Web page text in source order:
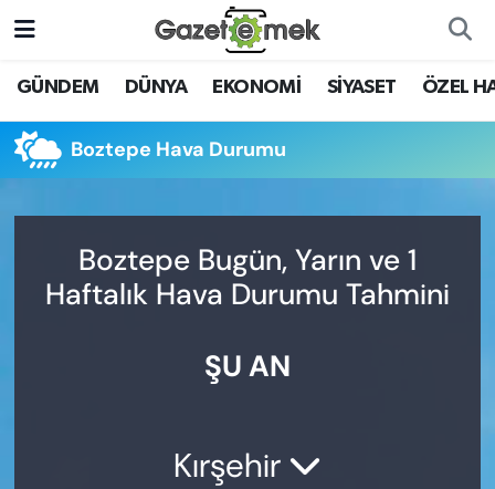
GÜNDEM DÜNYA EKONOMİ SİYASET ÖZEL
Boztepe Hava Durumu
Boztepe Bugün, Yarın ve 1
Haftalık Hava Durumu Tahmini
ŞU AN
Kırşehir
DÜNYA
EKONOMİ
YENİ MEDYADA EMEK
GAZETECİLİĞİNİ GELİŞTİRMEK
Nöbetçi Eczaneler
Hava Durumu
Trafik Durumu
Süper Lig Puan Durumu ve Fikstür